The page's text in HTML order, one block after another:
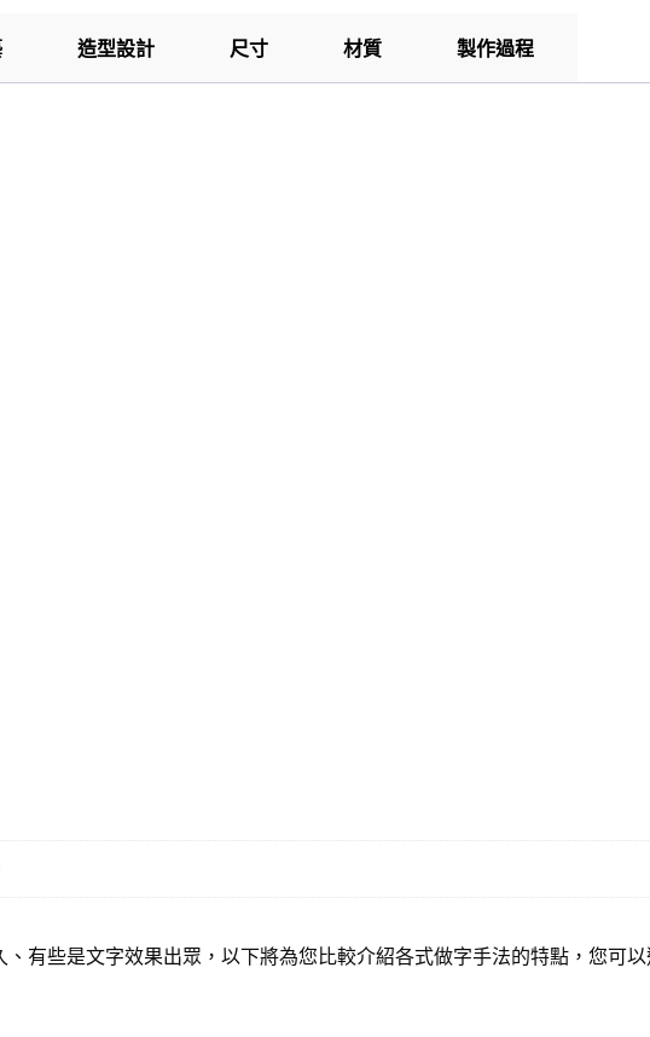
造型設計 尺寸 材質 製作過程
有些是文字效果出眾，以下將為您比較介紹各式做字手法的特點，您可